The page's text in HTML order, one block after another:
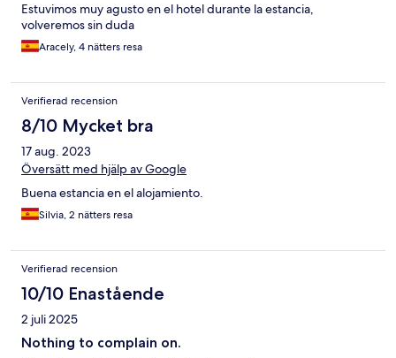
Estuvimos muy agusto en el hotel durante la estancia,
volveremos sin duda
Aracely, 4 nätters resa
Verifierad recension
8/10 Mycket bra
17 aug. 2023
Översätt med hjälp av Google
Buena estancia en el alojamiento.
Silvia, 2 nätters resa
Verifierad recension
10/10 Enastående
2 juli 2025
Nothing to complain on.